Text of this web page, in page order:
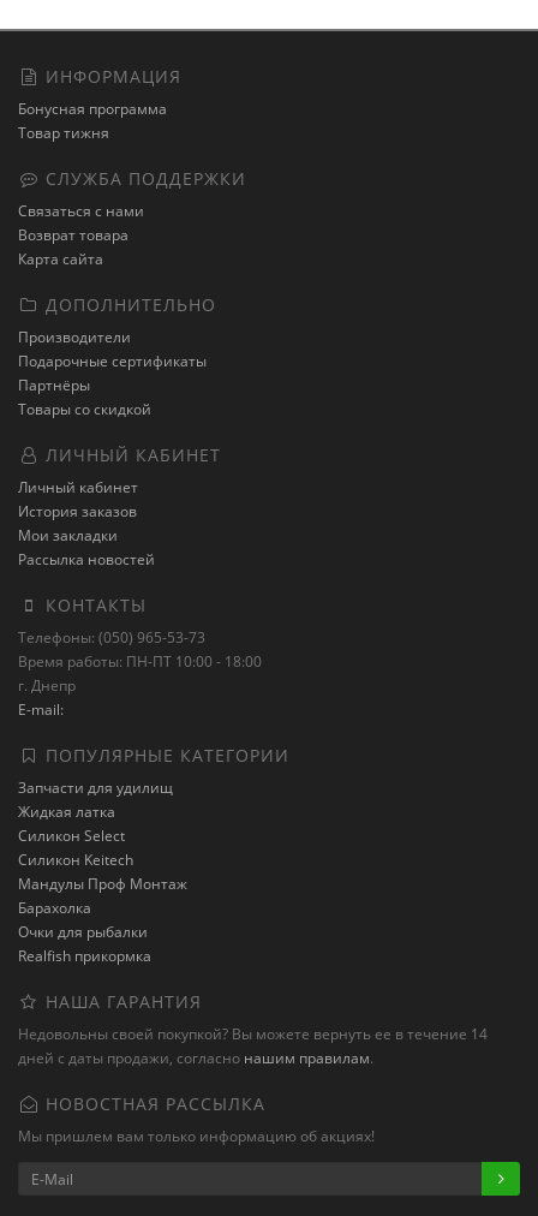
ИНФОРМАЦИЯ
Бонусная программа
Товар тижня
СЛУЖБА ПОДДЕРЖКИ
Связаться с нами
Возврат товара
Карта сайта
ДОПОЛНИТЕЛЬНО
Производители
Подарочные сертификаты
Партнёры
Товары со скидкой
ЛИЧНЫЙ КАБИНЕТ
Личный кабинет
История заказов
Мои закладки
Рассылка новостей
КОНТАКТЫ
Телефоны: (050) 965-53-73
Время работы: ПН-ПТ 10:00 - 18:00
г. Днепр
E-mail:
ПОПУЛЯРНЫЕ КАТЕГОРИИ
Запчасти для удилищ
Жидкая латка
Силикон Select
Силикон Keitech
Мандулы Проф Монтаж
Барахолка
Очки для рыбалки
Realfish прикормка
НАША ГАРАНТИЯ
Недовольны своей покупкой? Вы можете вернуть ее в течение 14
дней с даты продажи, согласно нашим правилам.
НОВОСТНАЯ РАССЫЛКА
Мы пришлем вам только информацию об акциях!